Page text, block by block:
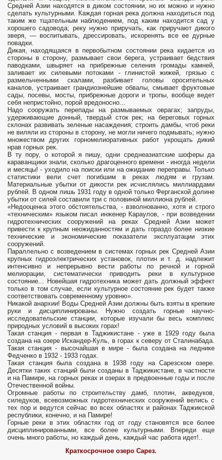
Средней Азии находятся в диком состоянии, но их можно и нужно
сделать культурными. Каждая горная река должна находиться под
таким же тщательным наблюдением, под каким находится сад у
хорошего садовода; реку нужно приручать, как приручают дикого
зверя, — воспитывать, дрессировать, искоренять все ее дурные
повадки.
Дикая, находящаяся в первобытном состоянии река кидается из
стороны в сторону, размывает свои берега, устраивает бедствия
паводками, швыряет на прибрежные селения громады камней,
заливает их силевыми потоками - глинистой жижей, грязью с
размельченными скалами, разбивает головы оросительных
каналов, устраивает грандиознейшие обвалы, смывает фруктовые
сады, посевы, мосты, прибрежные дороги и тропы, вообще ведет
себя непристойно, порой вредоносно...
Надо сооружать перепады на размываемых оврагах; запруды,
удерживающие донный, твердый сток рек; на береговых горных
склонах развивать зеленые насаждения; строить дамбы, чтоб реки
не виляли из стороны в сторону, не могли ничего подмывать; нужно
множеством других горномелиоративных работ укрощать дикий
нрав горных рек.
В ту пору, о которой я пишу, одни среднеазиатские шоферы да
караванщики знали, сколько драгоценного времени - иногда недели
и месяцы! - уходило на поиски или на ожидание переправы. Только
статистики вели счет погибшим в реках людям и грузам.
Материальные убытки от дикости рек исчислялись миллиардами
рублей. В одном лишь 1931 году в одной только Ферганской долине
убытки от силей составили три с половиной миллиона рублей.
«Недооценка этого обстоятельства, - взволнованно, хотя и строго
«техническим» языком писал инженер Караулов, - при возведении
гидротехнических сооружений на реках Средней Азии может
привести к крупным неожиданностям и дать гораздо более низкие
технические и экономические показатели эксплуатации этих
сооружений.
Параллельно с возведением в системах горных рек Средней Азии
крупных гидроэлектрических установок, плотин и т. д. надлежит
интенсивно и непрерывно вести работы по речной и горной
мелиорации, систематически приводить реки в культурное
состояние... Новейшая гидротехника может дать должный эффект
только в том случае, если культурное состояние рек будет также
соответствовать современному уровню».
Никакой анархии! Воды Средней Азии должны быть взяты в крепкие
руки и дисциплинированы. Нужно создать горные научно-
исследовательские станции, которые изучали бы весь комплекс
природных условий в высоких горах!
Такая станция - первая в Таджикистане - уже в 1929 году была
создана на озере Искандер-Куль, в горах к северу от Сталинабада.
Такая станция - высочайшая в мире - была создана на леднике
Федченко в 1932 - 1933 годах.
Такая станция была создана в 1938 году на Сарезском озере.
Десятки таких станций были созданы в Таджикистане, в частности
и на Памире, на горных реках и озерах в предвоенные годы и после
Отечественной войны.
Огромные работы по строительству дамб, плотин, акведуков,
силедуков, всевозможных гидротехнических сооружений велись с
тех пор и ведутся сейчас во всех областях и районах Таджикской
республики, конечно, и на Памире!
Горные реки в этих областях год от году становятся все более
дисциплинированными, все более культурными. Впереди еще
очень много работы, но каждый день, каждый час работа идет!..
Краткосрочное озеро Сарез.